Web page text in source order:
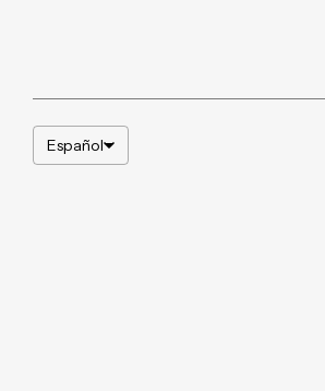
Español